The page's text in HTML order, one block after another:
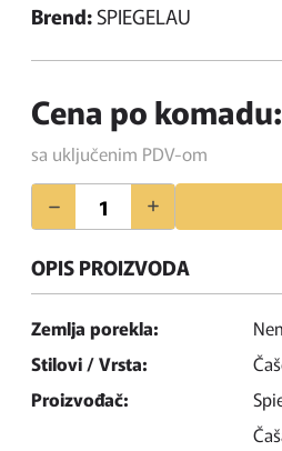
Brend:SPIEGELAU
Cena po komadu:
sa uključenim PDV-om
OPIS PROIZVODA
Zemlja porekla:
Stilovi / Vrsta:
Proizvođač: